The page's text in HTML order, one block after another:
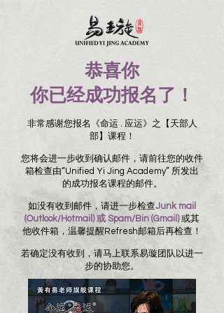
恭喜你
你已经成功报名了！
非常感谢您报名《命运 . 应运》之【天部人
部】课程！
您将会进一步收到确认邮件，请前往您的收件
箱检查由“Unified Yi Jing Academy” 所发出
的成功报名课程的邮件。
如没有收到邮件，请进一步检查Junk mail
(Outlook/Hotmail) 或 Spam/Bin (Gmail)或其
他收件箱，温馨提醒Refresh邮箱后再检查！
若确定没有收到，请马上联系易璇团队以进一
步的协助您。